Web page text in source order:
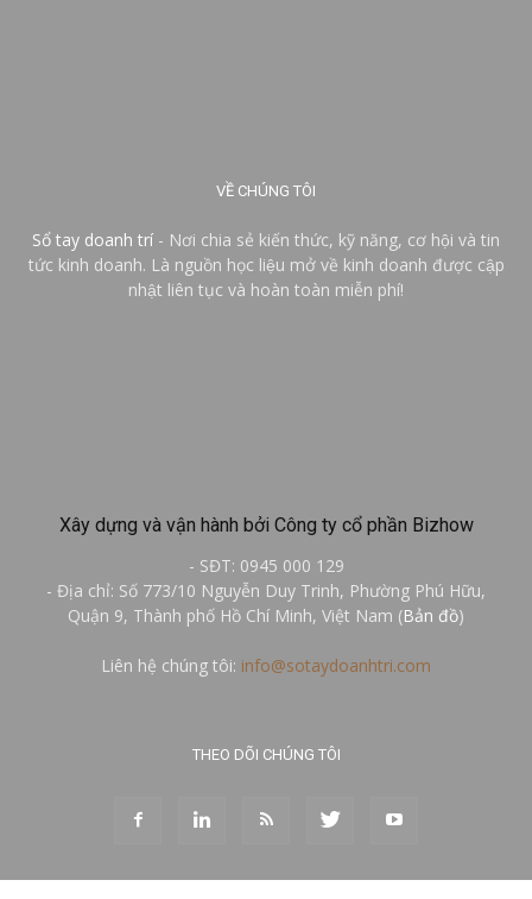
VỀ CHÚNG TÔI
Sổ tay doanh trí - Nơi chia sẻ kiến thức, kỹ năng, cơ hội và tin
tức kinh doanh. Là nguồn học liệu mở về kinh doanh được cập
nhật liên tục và hoàn toàn miễn phí!
Xây dựng và vận hành bởi Công ty cổ phần Bizhow
- SĐT: 0945 000 129
- Địa chỉ: Số 773/10 Nguyễn Duy Trinh, Phường Phú Hữu,
Quận 9, Thành phố Hồ Chí Minh, Việt Nam (Bản đồ)
Liên hệ chúng tôi: info@sotaydoanhtri.com
THEO DÕI CHÚNG TÔI